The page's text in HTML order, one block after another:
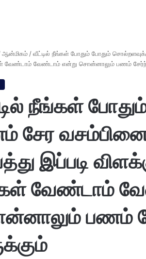
ஆன்மிகம் /வீட்டில் நீங்கள் போதும் போதும்
வேண்டாம் வேண்டாம் என்று சொன்னாலும் பணம்
நீங்கள்
சேர வசம்பினை
இப்படி
வேண்டாம்
பணம்